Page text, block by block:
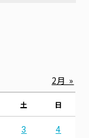
土 日
3 4
2月 »